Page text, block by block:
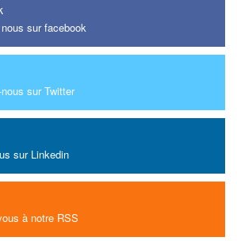
sur facebook
sur Twitter
sur Linkedin
à notre RSS